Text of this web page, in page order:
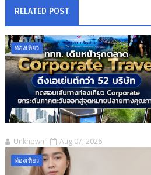
RELATED POST
ท่องเที่ยว
Unknown Aug 07, 2026
ท่องเที่ยว